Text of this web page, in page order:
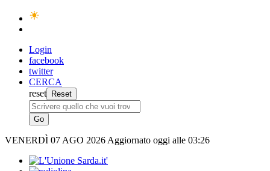
Login
facebook
twitter
CERCA
reset
VENERDÌ 07 AGO 2026 Aggiornato oggi alle 03:26